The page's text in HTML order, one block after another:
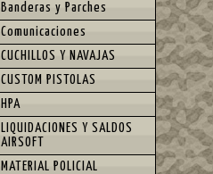
Banderas y Parches
Comunicaciones
CUCHILLOS Y NAVAJAS
CUSTOM PISTOLAS
HPA
LIQUIDACIONES Y SALDOS
AIRSOFT
MATERIAL POLICIAL